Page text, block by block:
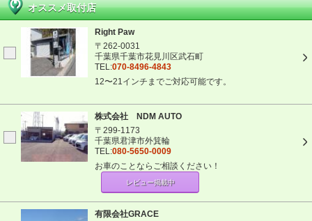
オススメ取付店
Right Paw
〒262-0031
千葉県千葉市花見川区武石町
TEL:070-8496-4843
12〜21インチまでご対応可能です。
株式会社 NDM AUTO
〒299-1173
千葉県君津市外箕輪
TEL:080-5650-0009
お車のことならご相談ください！
レビュー掲載中
有限会社GRACE